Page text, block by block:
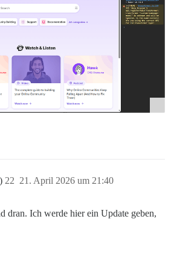
21. April 2026 um 21:40
22
dran. Ich werde hier ein Update geben,